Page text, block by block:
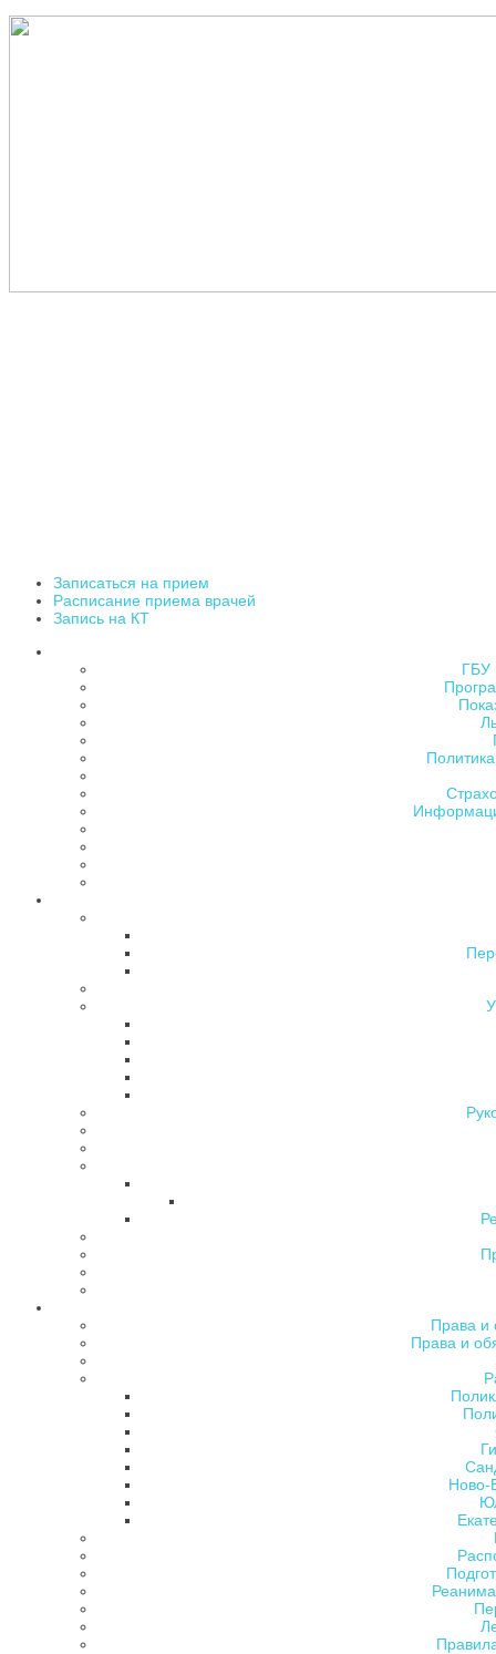
Записаться на прием
Расписание приема врачей
Запись на КТ
ГБУ
Права и
Права и
Ново-